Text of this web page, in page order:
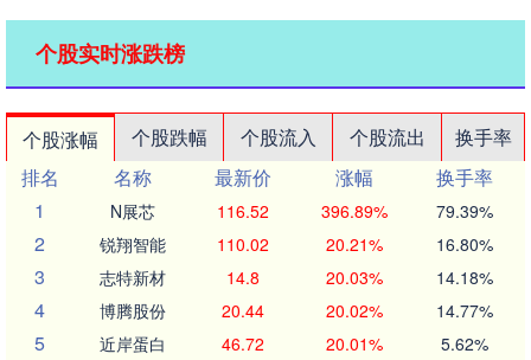
个股实时涨跌榜
个股涨幅 个股跌幅 个股流入 个股流出
换手率
排名
名称 最新价 涨幅
换手率
1
N展芯 116.52 396.89% 79.39%
2 锐翔智能 110.02 20.21% 16.80%
3 志特新材 14.8 20.03% 14.18%
4 博腾股份 20.44 20.02% 14.77%
5 近岸蛋白 46.72 20.01% 5.62%